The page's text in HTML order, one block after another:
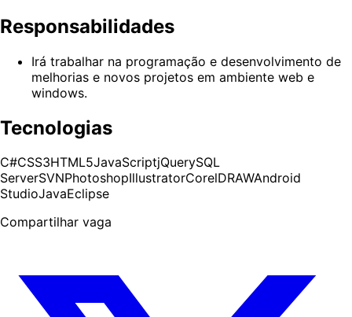
Responsabilidades
Irá trabalhar na programação e desenvolvimento de
melhorias e novos projetos em ambiente web e
windows.
Tecnologias
C#CSS3HTML5JavaScriptjQuerySQL
ServerSVNPhotoshopIllustratorCorelDRAWAndroid
StudioJavaEclipse
Compartilhar vaga